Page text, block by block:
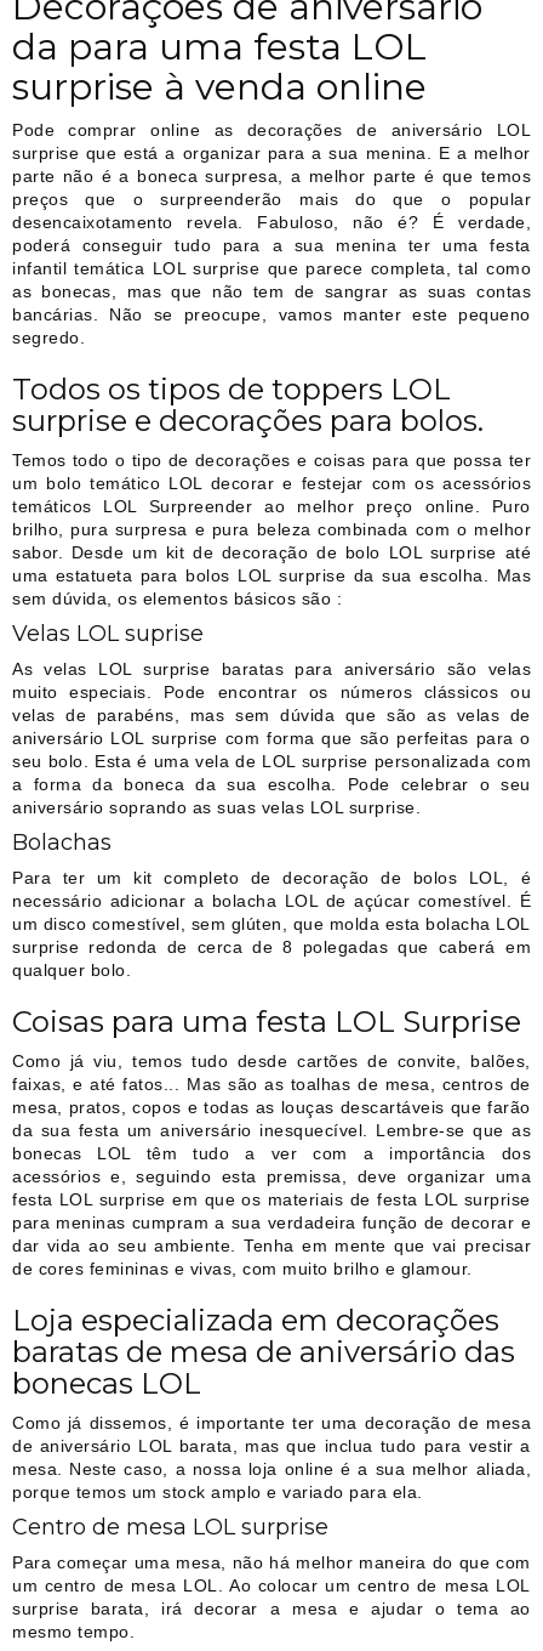
da para uma festa LOL
surprise à venda online
Pode comprar online as decorações de aniversário LOL
surprise que está a organizar para a sua menina. E a melhor
parte não é a boneca surpresa, a melhor parte é que temos
preços que o surpreenderão mais do que o popular
desencaixotamento revela. Fabuloso, não é? É verdade,
poderá conseguir tudo para a sua menina ter uma festa
infantil temática LOL surprise que parece completa, tal como
as bonecas, mas que não tem de sangrar as suas contas
bancárias. Não se preocupe, vamos manter este pequeno
segredo.
Todos os tipos de toppers LOL
surprise e decorações para bolos.
Temos todo o tipo de decorações e coisas para que possa ter
um bolo temático LOL decorar e festejar com os acessórios
temáticos LOL Surpreender ao melhor preço online. Puro
brilho, pura surpresa e pura beleza combinada com o melhor
sabor. Desde um kit de decoração de bolo LOL surprise até
uma estatueta para bolos LOL surprise da sua escolha. Mas
sem dúvida, os elementos básicos são :
Velas LOL suprise
As velas LOL surprise baratas para aniversário são velas
muito especiais. Pode encontrar os números clássicos ou
velas de parabéns, mas sem dúvida que são as velas de
aniversário LOL surprise com forma que são perfeitas para o
seu bolo. Esta é uma vela de LOL surprise personalizada com
a forma da boneca da sua escolha. Pode celebrar o seu
aniversário soprando as suas velas LOL surprise.
Bolachas
Para ter um kit completo de decoração de bolos LOL, é
necessário adicionar a bolacha LOL de açúcar comestível. É
um disco comestível, sem glúten, que molda esta bolacha LOL
surprise redonda de cerca de 8 polegadas que caberá em
qualquer bolo.
Coisas para uma festa LOL Surprise
Como já viu, temos tudo desde cartões de convite, balões,
faixas, e até fatos... Mas são as toalhas de mesa, centros de
mesa, pratos, copos e todas as louças descartáveis que farão
da sua festa um aniversário inesquecível. Lembre-se que as
bonecas LOL têm tudo a ver com a importância dos
acessórios e, seguindo esta premissa, deve organizar uma
festa LOL surprise em que os materiais de festa LOL surprise
para meninas cumpram a sua verdadeira função de decorar e
dar vida ao seu ambiente. Tenha em mente que vai precisar
de cores femininas e vivas, com muito brilho e glamour.
Loja especializada em decorações
baratas de mesa de aniversário das
bonecas LOL
Como já dissemos, é importante ter uma decoração de mesa
de aniversário LOL barata, mas que inclua tudo para vestir a
mesa. Neste caso, a nossa loja online é a sua melhor aliada,
porque temos um stock amplo e variado para ela.
Centro de mesa LOL surprise
Para começar uma mesa, não há melhor maneira do que com
um centro de mesa LOL. Ao colocar um centro de mesa LOL
surprise barata, irá decorar a mesa e ajudar o tema ao
mesmo tempo.